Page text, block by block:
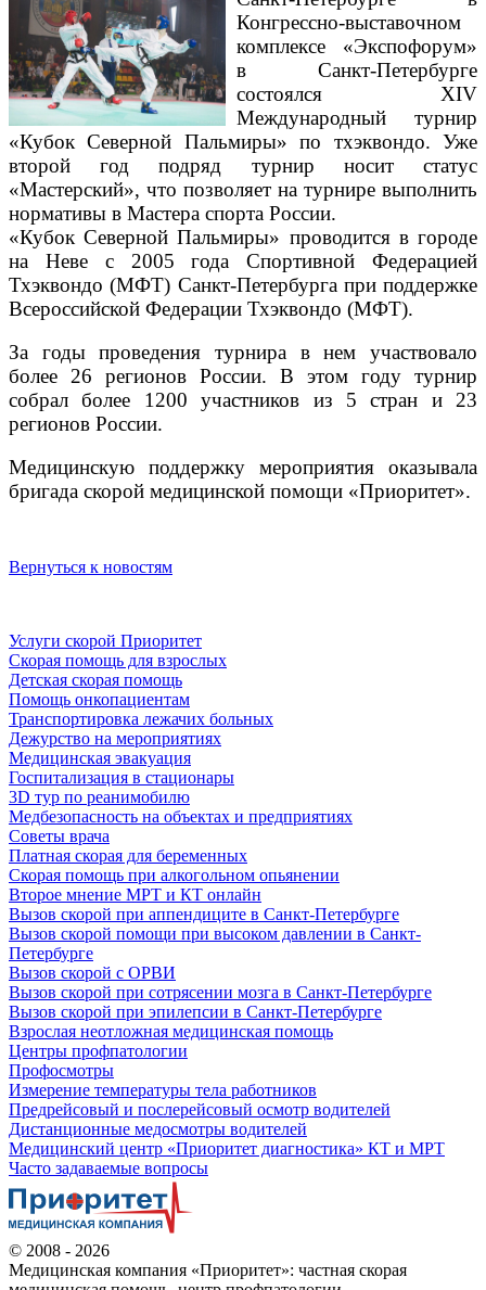
Конгрессно-выставочном
комплексе «Экспофорум»
в Санкт-Петербурге
состоялся XIV
Международный турнир
«Кубок Северной Пальмиры» по тхэквондо. Уже
второй год подряд турнир носит статус
«Мастерский», что позволяет на турнире выполнить
нормативы в Мастера спорта России.
«Кубок Северной Пальмиры» проводится в городе
на Неве с 2005 года Спортивной Федерацией
Тхэквондо (МФТ) Санкт-Петербурга при поддержке
Всероссийской Федерации Тхэквондо (МФТ).
За годы проведения турнира в нем участвовало
более 26 регионов России. В этом году турнир
собрал более 1200 участников из 5 стран и 23
регионов России.
Медицинскую поддержку мероприятия оказывала
бригада скорой медицинской помощи «Приоритет».
Вернуться к новостям
Услуги скорой Приоритет
Скорая помощь для взрослых
Детская скорая помощь
Помощь онкопациентам
Транспортировка лежачих больных
Дежурство на мероприятиях
Медицинская эвакуация
Госпитализация в стационары
3D тур по реанимобилю
Медбезопасность на объектах и предприятиях
Советы врача
Платная скорая для беременных
Скорая помощь при алкогольном опьянении
Второе мнение МРТ и КТ онлайн
Вызов скорой при аппендиците в Санкт-Петербурге
Вызов скорой помощи при высоком давлении в Санкт-
Петербурге
Вызов скорой с ОРВИ
Вызов скорой при сотрясении мозга в Санкт-Петербурге
Вызов скорой при эпилепсии в Санкт-Петербурге
Взрослая неотложная медицинская помощь
Центры профпатологии
Профосмотры
Измерение температуры тела работников
Предрейсовый и послерейсовый осмотр водителей
Дистанционные медосмотры водителей
Медицинский центр «Приоритет диагностика» КТ и МРТ
Часто задаваемые вопросы
© 2008 - 2026
Медицинская компания «Приоритет»: частная скорая